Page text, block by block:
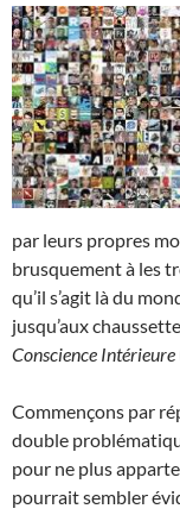
par leurs propres
brusquement à les
qu’il s’agit là du
jusqu’aux
Conscience Intérieure
Commençons par
double
pour ne plus
pourrait sembler